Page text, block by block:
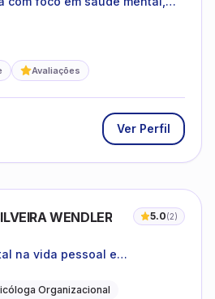
e adultos.
Avaliações
Ver Perfil
WENDLER 5.0(2)
na vida pessoal e
Organizacional